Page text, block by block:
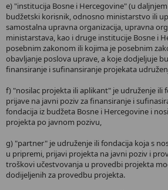
e) "institucija Bosne i Hercegovine" (u
budžetski korisnik, odnosno ministarstvo ili
samostalna upravna organizacija, upravna
ministarstava, kao i druge institucije Bosne i
posebnim zakonom ili kojima je posebnim
obavljanje poslova uprave, a koje dodjeljuje
finansiranje i sufinansiranje projekata
f) "nosilac projekta ili aplikant" je udruženje ili
prijave na javni poziv za finansiranje i
fondacija iz budžeta Bosne i Hercegovine i
projekta po javnom pozivu,
g) "partner" je udruženje ili fondacija koja s
u pripremi, prijavi projekta na javni poziv i
troškovi učestvovanja u provedbi projekta
dodijeljenih za provedbu projekta.